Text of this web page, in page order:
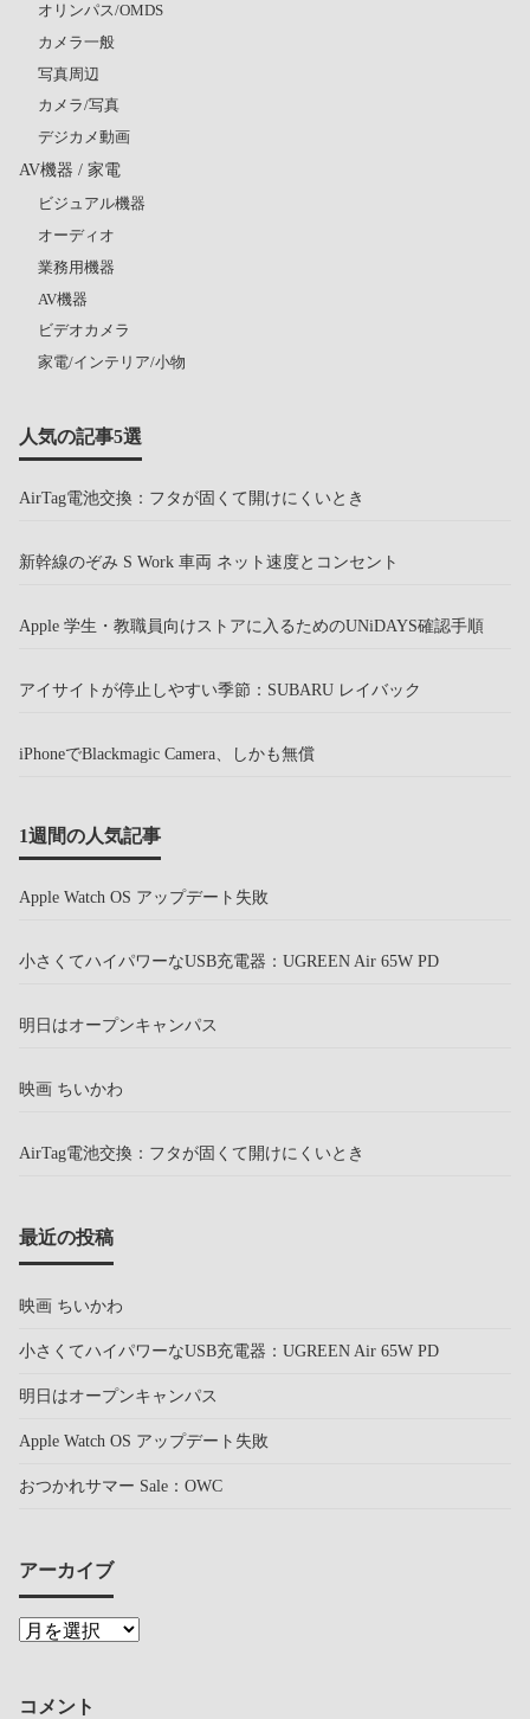
オリンパス/OMDS
カメラ一般
写真周辺
カメラ/写真
デジカメ動画
AV機器 / 家電
ビジュアル機器
オーディオ
業務用機器
AV機器
ビデオカメラ
家電/インテリア/小物
人気の記事5選
AirTag電池交換：フタが固くて開けにくいとき
新幹線のぞみ S Work 車両 ネット速度とコンセント
Apple 学生・教職員向けストアに入るためのUNiDAYS確認手順
アイサイトが停止しやすい季節：SUBARU レイバック
iPhoneでBlackmagic Camera、しかも無償
1週間の人気記事
Apple Watch OS アップデート失敗
小さくてハイパワーなUSB充電器：UGREEN Air 65W PD
明日はオープンキャンパス
映画 ちいかわ
AirTag電池交換：フタが固くて開けにくいとき
最近の投稿
映画 ちいかわ
小さくてハイパワーなUSB充電器：UGREEN Air 65W PD
明日はオープンキャンパス
Apple Watch OS アップデート失敗
おつかれサマー Sale：OWC
アーカイブ
コメント